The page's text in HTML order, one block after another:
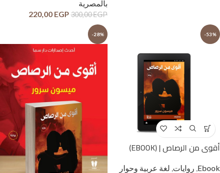
بالمصرية
300,00EGP
220,00 EGP
-53%
أقوى من الرصاص | (EBOOK)
Ebook روايات لغة عربية وحوار
-28%